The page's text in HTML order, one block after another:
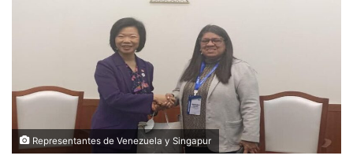
Representantes de Venezuela y Singapur